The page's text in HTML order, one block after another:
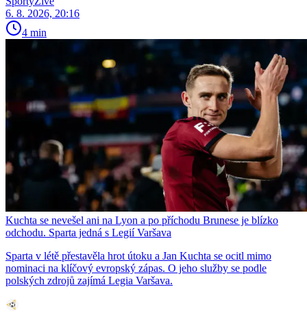
6. 8. 2026, 20:16
4 min
Kuchta se nevešel ani na Lyon a po příchodu Brunese je blízko
odchodu. Sparta jedná s Legií Varšava
Sparta v létě přestavěla hrot útoku a Jan Kuchta se ocitl mimo
nominaci na klíčový evropský zápas. O jeho služby se podle
polských zdrojů zajímá Legia Varšava.